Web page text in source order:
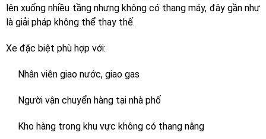
lên xuống nhiều tầng nhưng không có thang máy, đây gần như
là giải pháp không thể thay thế.
Xe đặc biệt phù hợp với:
Nhân viên giao nước, giao gas
Người vận chuyển hàng tại nhà phố
Kho hàng trong khu vực không có thang nâng